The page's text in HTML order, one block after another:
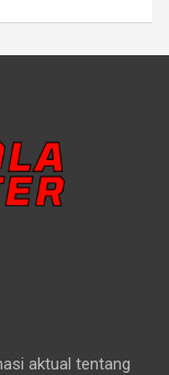
aktual tentang